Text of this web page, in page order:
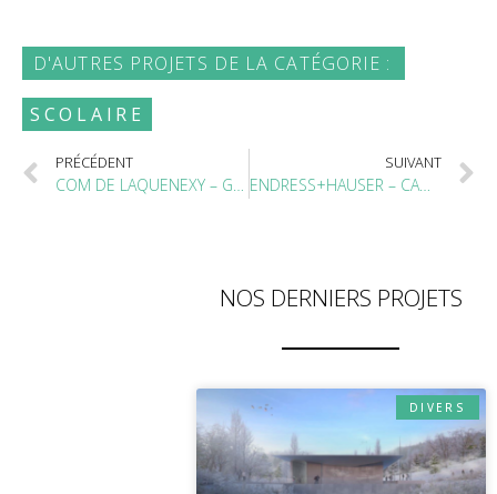
D'AUTRES PROJETS DE LA CATÉGORIE :
SCOLAIRE
PRÉCÉDENT SUIVANT
ENDRESS+HAUSER – CAMPUS CERNAY (68)
NOS DERNIERS PROJETS
DIVERS